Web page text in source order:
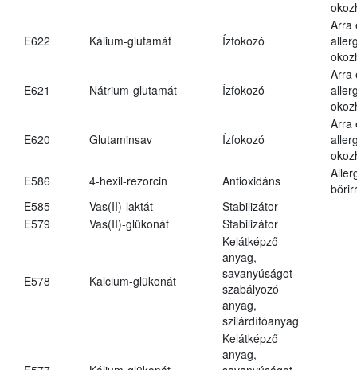
E622 Kálium-glutamát Ízfokozó
Arra
E621 Nátrium-glutamát Ízfokozó
Arra
E620 Glutaminsav Ízfokozó
Arra
E586
4-hexil-rezorcin Antioxidáns
E585
Vas(II)-laktát
Stabilizátor
E579
Vas(II)-glükonát Stabilizátor
E578 Kalcium-glükonát
Kelátképző
anyag,
savanyúságot
szabályozó
anyag,
szilárdítóanyag
Kelátképző
anyag,